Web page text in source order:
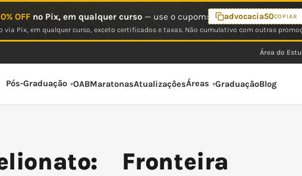
OFFno Pix, em qualquer curso— use o cupom: advocacia50COPIAR
via Pix, em qualquer curso, exceto certificados e taxas. Não cumulativo com outras
Área do
Pós-Graduação OABMaratonasAtualizaçõesÁreas GraduaçãoBlog
Fronteira